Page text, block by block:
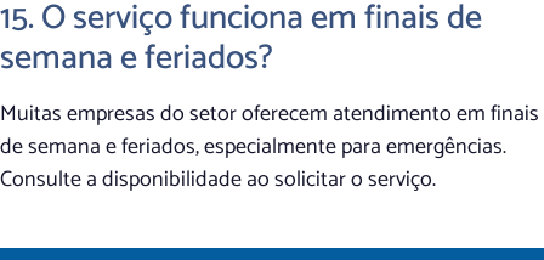
15. O serviço funciona em finais de
semana e feriados?
Muitas empresas do setor oferecem atendimento em finais
de semana e feriados, especialmente para emergências.
Consulte a disponibilidade ao solicitar o serviço.